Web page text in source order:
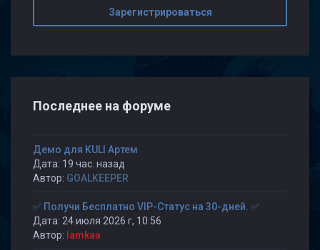
Зарегистрироваться
Последнее на форуме
Демо для KULI Артем
Дата: 19 час. назад
Автор: GOALKEEPER
✅ Получи Бесплатно VIP-Статус на 30-дней. ✅
Дата: 24 июля 2026 г, 10:56
Автор: lamkaa